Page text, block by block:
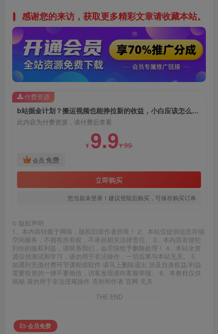
感谢您的来访，获取更多精彩文章请收藏本站。
b站掘金计划？搬运视频也能挣拉新的收益，小白应该怎么玩！
此内容为付费资源，请付费后查看
¥ 9.9¥99
会员 免费
立即购买
您当前未登录！建议登陆后购买，可保存购买订单
付费资源
© 版权声明
1、本内容转载于网络，版权归原作者所有！ 2、本站仅提供信息存储
空间服务，不拥有所有权，不承担相关法律责任。 3、本内容若侵犯
到你的版权利益，请联系我们，会尽快给予删除处理！ 4、本站全资
源仅供测试和学习，请勿用于非法操作，一切后果与本站无关。 5、
如遇到充值付费环节课程或软件 请马上删除退出 涉及自身权益/利益
需要投资的一律不要相信，访客发现请向客服举报。 6、本教程仅供
揭秘 请勿用于非法违规操作 否则和作者 官网 无关
THE END
会员免费